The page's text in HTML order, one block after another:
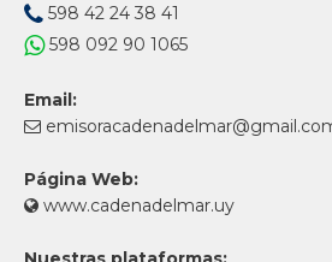
598 42 24 38 41
598 092 90 1065
Email:
Página Web:
www.cadenadelmar.uy